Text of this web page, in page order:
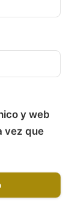
y web
vez que